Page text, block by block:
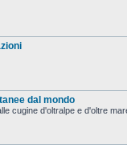
dal mondo
cugine d'oltralpe e d'oltre